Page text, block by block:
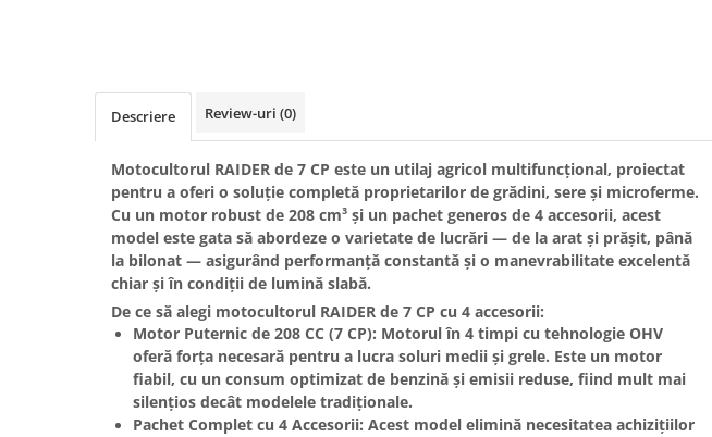
Masini de tocat carne
Masini de umplut carnati
Mixere bucatarie
Prajitoare de paine
Roboti de bucatarie
Furtune & Sisteme Irigatii
Hote bucatarie
Descriere Review-uri (0)
Motocultorul RAIDER de 7 CP este un utilaj agricol multifuncțional, proiectat
pentru a oferi o soluție completă proprietarilor de grădini, sere și microferme.
Cu un motor robust de 208 cm³ și un pachet generos de 4 accesorii, acest
model este gata să abordeze o varietate de lucrări — de la arat și prășit, până
la bilonat — asigurând performanță constantă și o manevrabilitate excelentă
chiar și în condiții de lumină slabă.
De ce să alegi motocultorul RAIDER de 7 CP cu 4 accesorii:
Motor Puternic de 208 CC (7 CP): Motorul în 4 timpi cu tehnologie OHV
oferă forța necesară pentru a lucra soluri medii și grele. Este un motor
fiabil, cu un consum optimizat de benzină și emisii reduse, fiind mult mai
silențios decât modelele tradiționale.
Pachet Complet cu 4 Accesorii: Acest model elimină necesitatea achizițiilor